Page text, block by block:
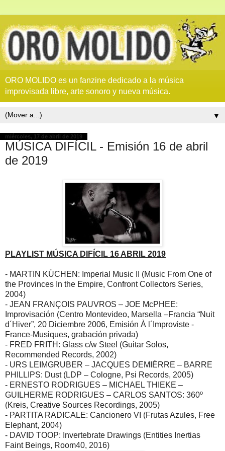
ORO MOLIDO es un fanzine dedicado a la música
improvisada libre, arte sonoro y nueva música.
▼
miércoles, 17 de abril de 2019
MÚSICA DIFÍCIL - Emisión 16 de abril
de 2019
PLAYLIST MÚSICA DIFÍCIL 16 ABRIL 2019
- MARTIN KÜCHEN: Imperial Music II (Music From One of
the Provinces In the Empire, Confront Collectors Series,
2004)
- JEAN FRANÇOIS PAUVROS – JOE McPHEE:
Improvisación (Centro Montevideo, Marsella –Francia “Nuit
d´Hiver”, 20 Diciembre 2006, Emisión À l´Improviste -
France-Musiques, grabación privada)
- FRED FRITH: Glass c/w Steel (Guitar Solos,
Recommended Records, 2002)
- URS LEIMGRUBER – JACQUES DEMIÈRRE – BARRE
PHILLIPS: Dust (LDP – Cologne, Psi Records, 2005)
- ERNESTO RODRIGUES – MICHAEL THIEKE –
GUILHERME RODRIGUES – CARLOS SANTOS: 360º
(Kreis, Creative Sources Recordings, 2005)
- PARTITA RADICALE: Cancionero VI (Frutas Azules, Free
Elephant, 2004)
- DAVID TOOP: Invertebrate Drawings (Entities Inertias
Faint Beings, Room40, 2016)